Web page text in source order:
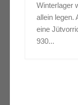
Winterlager
allein legen.
eine
930...